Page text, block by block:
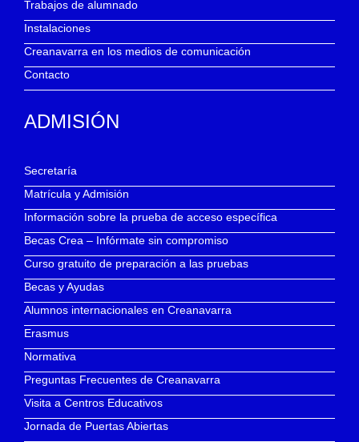
Trabajos de alumnado
Instalaciones
Creanavarra en los medios de comunicación
Contacto
ADMISIÓN
Secretaría
Matrícula y Admisión
Información sobre la prueba de acceso específica
Becas Crea – Infórmate sin compromiso
Curso gratuito de preparación a las pruebas
Becas y Ayudas
Alumnos internacionales en Creanavarra
Erasmus
Normativa
Preguntas Frecuentes de Creanavarra
Visita a Centros Educativos
Jornada de Puertas Abiertas